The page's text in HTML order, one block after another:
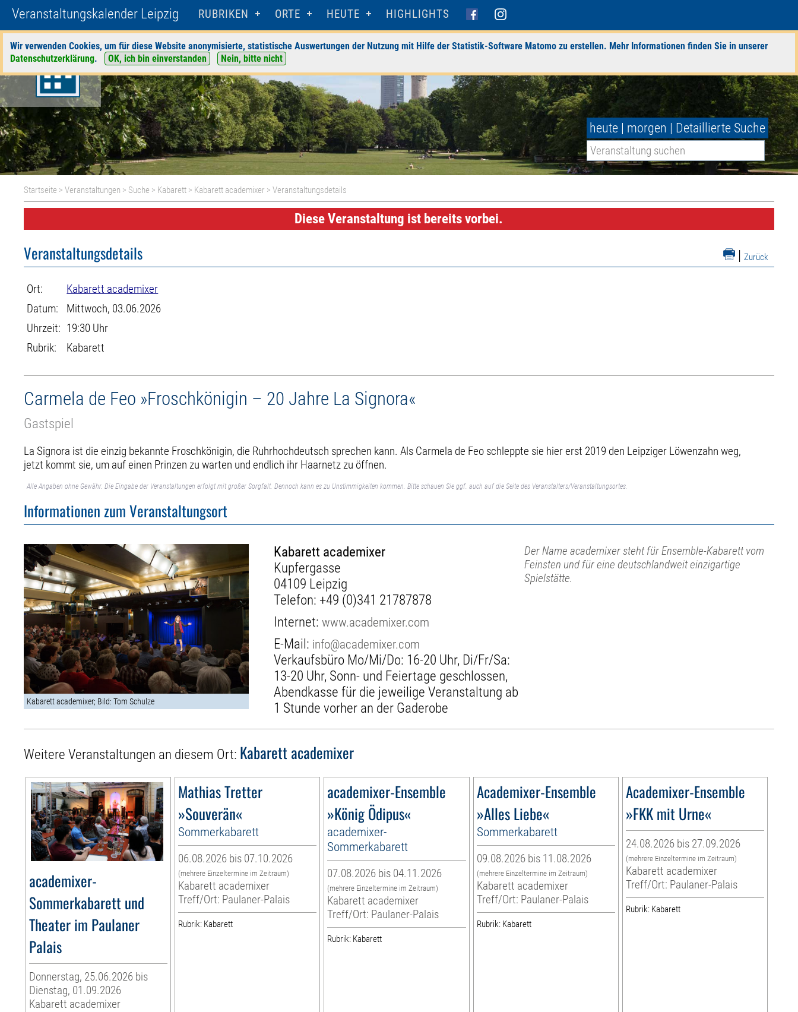
Veranstaltungskalender Leipzig RUBRIKEN ORTE HEUTE HIGHLIGHTS
Wir verwenden Cookies, um für diese Website anonymisierte, statistische Auswertungen der Nutzung mit Hilfe der Statistik-Software Matomo zu erstellen. Mehr Informationen finden Sie in unserer
Datenschutzerklärung. OK, ich bin einverstanden Nein, bitte nicht
heute | morgen | Detaillierte Suche
Startseite >Veranstaltungen > Suche > Kabarett > Kabarett academixer > Veranstaltungsdetails
Diese Veranstaltung ist bereits vorbei.
| Zurück
Veranstaltungsdetails
Ort:
Kabarett academixer
Datum:
Mittwoch, 03.06.2026
Uhrzeit: 19:30 Uhr
Rubrik:
Kabarett
Carmela de Feo »Froschkönigin – 20 Jahre La Signora«
Gastspiel
La Signora ist die einzig bekannte Froschkönigin, die Ruhrhochdeutsch sprechen kann. Als Carmela de Feo schleppte sie hier erst 2019 den Leipziger Löwenzahn weg,
jetzt kommt sie, um auf einen Prinzen zu warten und endlich ihr Haarnetz zu öffnen.
Alle Angaben ohne Gewähr. Die Eingabe der Veranstaltungen erfolgt mit großer Sorgfalt. Dennoch kann es zu Unstimmigkeiten kommen. Bitte schauen Sie ggf. auch auf die Seite des Veranstalters/Veranstaltungsortes.
Informationen zum Veranstaltungsort
Kabarett academixer; Bild: Tom Schulze
Kabarett academixer
Kupfergasse
04109 Leipzig
Telefon: +49 (0)341 21787878
Internet:www.academixer.com
E-Mail: info@academixer.com
Verkaufsbüro Mo/Mi/Do: 16-20 Uhr, Di/Fr/Sa:
13-20 Uhr, Sonn- und Feiertage geschlossen,
Abendkasse für die jeweilige Veranstaltung ab
1 Stunde vorher an der Gaderobe
Der Name academixer steht für Ensemble-Kabarett vom
Feinsten und für eine deutschlandweit einzigartige
Spielstätte.
Weitere Veranstaltungen an diesem Ort: Kabarett academixer
academixer-
Sommerkabarett und
Theater im Paulaner
Palais
Donnerstag, 25.06.2026 bis
Dienstag, 01.09.2026
Kabarett academixer
Mathias Tretter
»Souverän«
Sommerkabarett
06.08.2026 bis 07.10.2026
(mehrere Einzeltermine im Zeitraum)
Kabarett academixer
Treff/Ort: Paulaner-Palais
Rubrik: Kabarett
academixer-Ensemble
»König Ödipus«
academixer-
Sommerkabarett
07.08.2026 bis 04.11.2026
(mehrere Einzeltermine im Zeitraum)
Kabarett academixer
Treff/Ort: Paulaner-Palais
Rubrik: Kabarett
Academixer-Ensemble
»Alles Liebe«
Sommerkabarett
09.08.2026 bis 11.08.2026
(mehrere Einzeltermine im Zeitraum)
Kabarett academixer
Treff/Ort: Paulaner-Palais
Rubrik: Kabarett
Academixer-Ensemble
»FKK mit Urne«
24.08.2026 bis 27.09.2026
(mehrere Einzeltermine im Zeitraum)
Kabarett academixer
Treff/Ort: Paulaner-Palais
Rubrik: Kabarett